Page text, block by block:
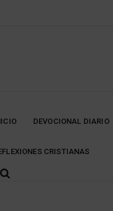
DEVOCIONAL DIARIO
CRISTIANAS